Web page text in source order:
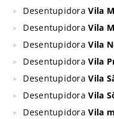
DesentupidoraVila
DesentupidoraVila
DesentupidoraVila
DesentupidoraVila
DesentupidoraVila
DesentupidoraVila
DesentupidoraVila